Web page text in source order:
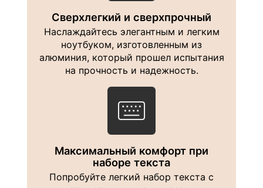
Сверхлегкий и сверхпрочный
Наслаждайтесь элегантным и легким
ноутбуком, изготовленным из
алюминия, который прошел испытания
на прочность и надежность.
Максимальный комфорт при
наборе текста
Попробуйте легкий набор текста с